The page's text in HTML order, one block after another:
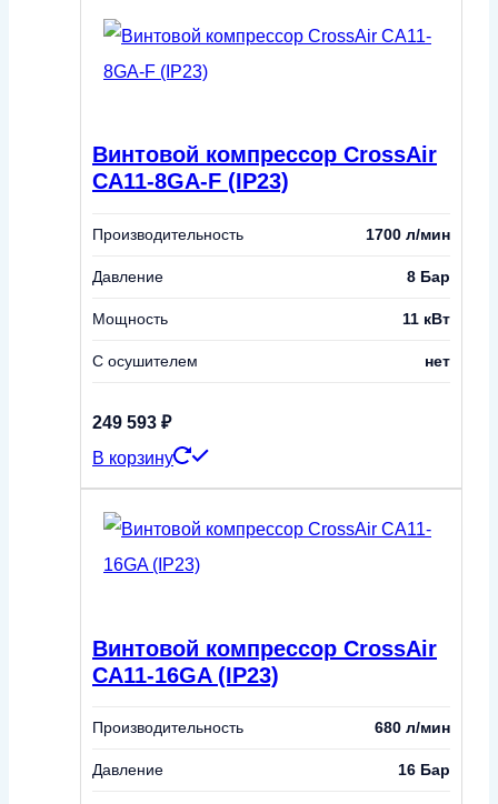
Винтовой компрессор CrossAir
CA11-8GA-F (IP23)
Производительность 1700 л/мин
Давление 8 Бар
Мощность 11 кВт
С осушителем нет
249 593 ₽
В корзину
Винтовой компрессор CrossAir
CA11-16GA (IP23)
Производительность 680 л/мин
Давление 16 Бар